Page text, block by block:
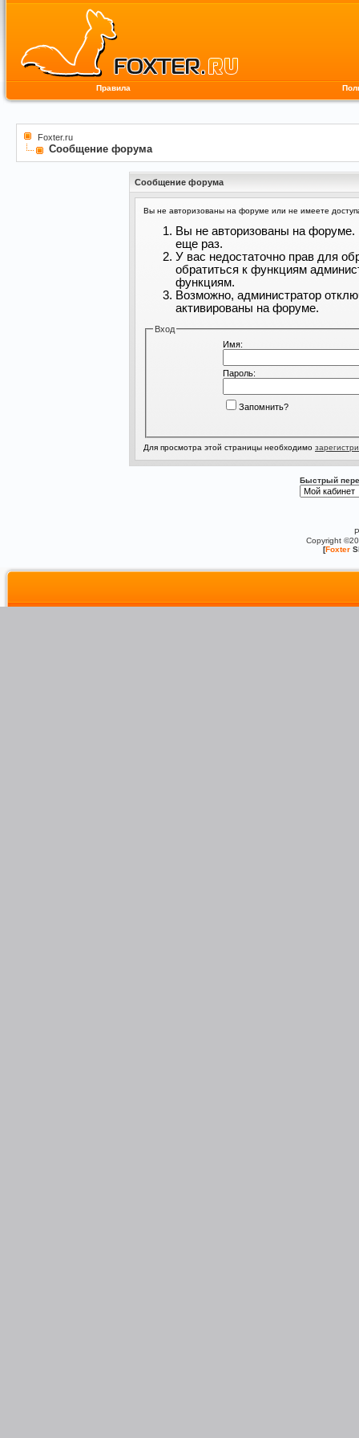
Правила
Foxter.ru
Сообщение форума
Сообщение форума
Вы не авторизованы на форуме или не имеете
Вы не авторизованы на форуме.
еще раз.
У вас недостаточно прав для
обратиться к функциям
функциям.
Возможно, администратор
активированы на форуме.
Вход
Имя:
Пароль:
Запомнить?
Для просмотра этой страницы необходимо
Быстрый
Copyright
[Foxter